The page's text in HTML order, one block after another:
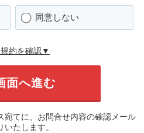
同意しない
約を確認▼
てに、お問合せ内容の確認メール
いたします。